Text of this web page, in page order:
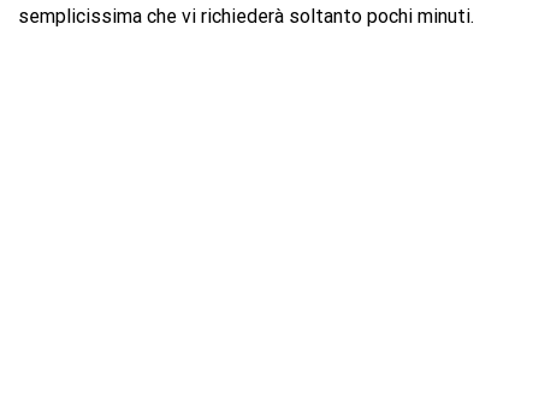
semplicissima che vi richiederà soltanto pochi minuti.